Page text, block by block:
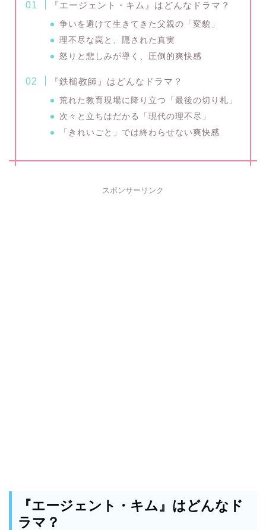
『エージェント・キム』はどんなドラマ？
争いを避けて生きてきた父親の「変貌」
理不尽な罠と、隠された真実
怒りと悲しみが導く、圧倒的爽快感
『鉄槌教師』はどんなドラマ？
荒れた教育現場に降り立つ「最後の切り札」
次々と立ちはだかる「現代の理不尽」
「きれいごと」では終わらせない爽快感
スポンサーリンク
『エージェント・キム』はどんなド
ラマ？